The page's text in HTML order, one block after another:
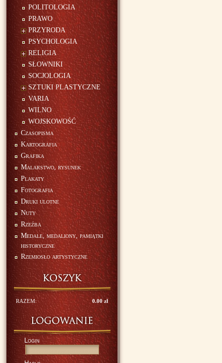
POLITOLOGIA
PRAWO
PRZYRODA
PSYCHOLOGIA
RELIGIA
SŁOWNIKI
SOCJOLOGIA
SZTUKI PLASTYCZNE
VARIA
WILNO
WOJSKOWOŚĆ
Czasopisma
Kartografia
Grafika
Malarstwo, rysunek
Plakaty
Fotografia
Druki ulotne
Nuty
Rzeźba
Medale, medaliony, pamiątki
historyczne
Rzemiosło artystyczne
RAZEM: 0.00 zł
Login